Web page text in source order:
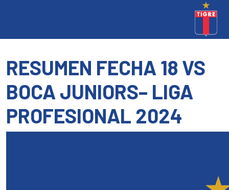
RESUMEN FECHA 18 VS
BOCA JUNIORS– LIGA
PROFESIONAL 2024